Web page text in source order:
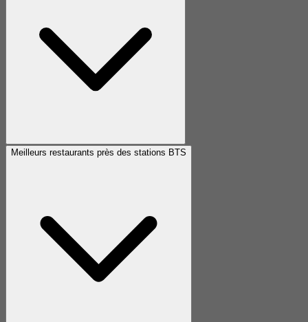
Meilleurs restaurants près des stations BTS